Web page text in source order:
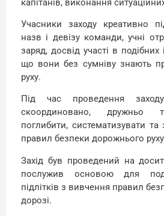
капітанів, виконання
Учасники заходу креативно
назв і девізу команди, учні
заряд, досвід участі в подібних
що вони без сумніву знають
руху.
Під час проведення
скоординовано,
поглибити, систематизувати та
правил безпеки дорожнього
Захід був проведений на
послужив основою для
підлітків з вивчення правил
дорозі.